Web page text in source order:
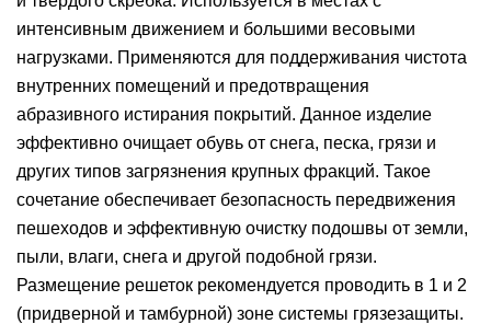
интенсивным движением и большими весовыми
нагрузками. Применяются для поддерживания чистота
внутренних помещений и предотвращения
абразивного истирания покрытий. Данное изделие
эффективно очищает обувь от снега, песка, грязи и
других типов загрязнения крупных фракций. Такое
сочетание обеспечивает безопасность передвижения
пешеходов и эффективную очистку подошвы от земли,
пыли, влаги, снега и другой подобной грязи.
Размещение решеток рекомендуется проводить в 1 и 2
(придверной и тамбурной) зоне системы грязезащиты.